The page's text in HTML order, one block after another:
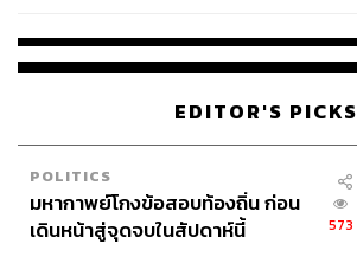
EDITOR'S PICKS
POLITICS
มหากาพย์โกงข้อสอบท้องถิ่น ก่อน
เดินหน้าสู่จุดจบในสัปดาห์นี้
573